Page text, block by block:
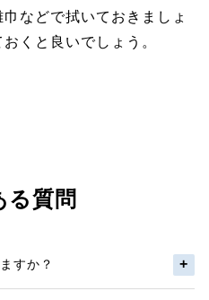
などで拭いておきましょ
くと良いでしょう。
る質問
すか？